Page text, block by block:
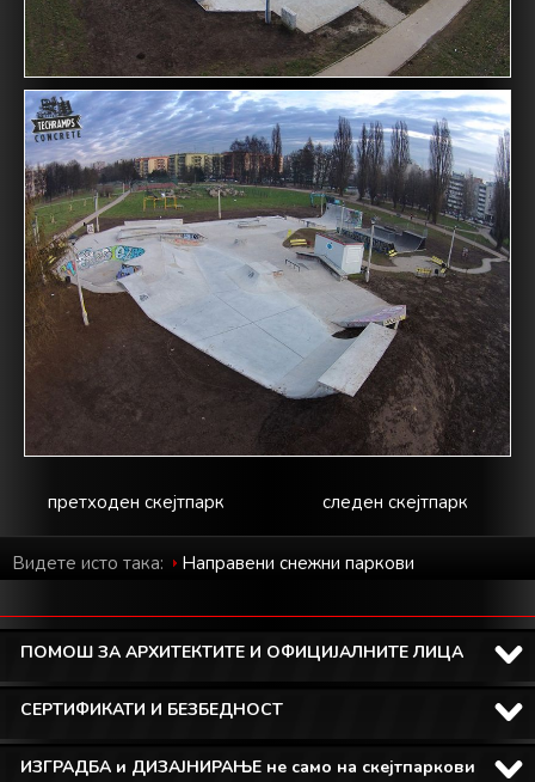
следен скејтпарк
претходен скејтпарк
Видете исто така: Направени снежни паркови
ПОМОШ ЗА АРХИТЕКТИТЕ И ОФИЦИЈАЛНИТЕ ЛИЦА
СЕРТИФИКАТИ И БЕЗБЕДНОСТ
ИЗГРАДБА и ДИЗАЈНИРАЊЕ не само на скејтпаркови